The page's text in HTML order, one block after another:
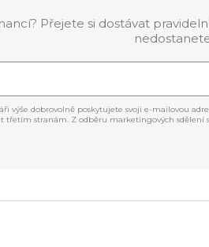
Přejete si dostávat
dobrovolně poskytujete svoji e-mailovou
třetím stranám. Z odběru marketingových sdělení